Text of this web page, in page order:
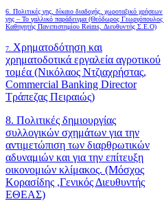
6. Πολιτικές γης, δίκαιο διαδοχής, χωροταξικό χρήσεων
γης – Το γαλλικό παράδειγμα (Θεόδωρος Γεωργόπουλος ,
Καθηγητής Πανεπιστημίου Reims, Διευθυντής Σ.Ε.Ο)
7. Χρηματοδότηση και
χρηματοδοτικά εργαλεία αγροτικού
τομέα (Νικόλαος Ντζιαχρήστας,
Commercial Banking Director
Τράπεζας Πειραιώς)
8. Πολιτικές δημιουργίας
συλλογικών σχημάτων για την
αντιμετώπιση των διαρθρωτικών
αδυναμιών και για την επίτευξη
οικονομιών κλίμακος. (Μόσχος
Κορασίδης ,Γενικός Διευθυντής
ΕΘΕΑΣ)